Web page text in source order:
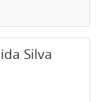
Silva